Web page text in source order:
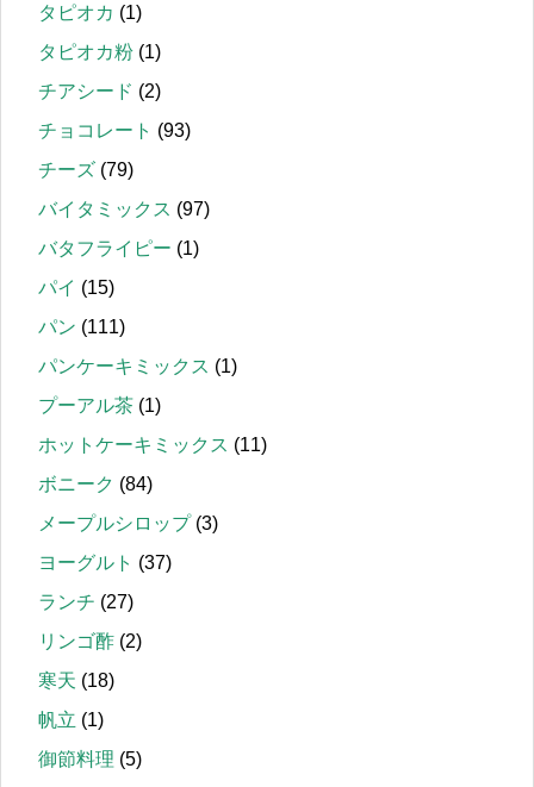
タピオカ (1)
タピオカ粉 (1)
チアシード (2)
チョコレート (93)
チーズ (79)
バイタミックス (97)
バタフライピー (1)
パイ (15)
パン (111)
パンケーキミックス (1)
プーアル茶 (1)
ホットケーキミックス (11)
ボニーク (84)
メープルシロップ(3)
ヨーグルト (37)
ランチ (27)
リンゴ酢 (2)
寒天 (18)
帆立 (1)
御節料理 (5)